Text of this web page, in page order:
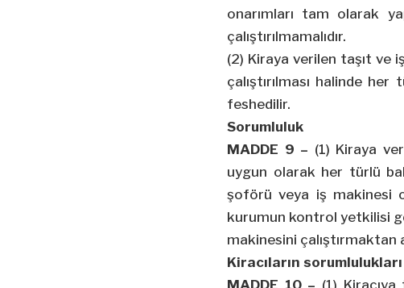
onarımları tam olarak
çalıştırılmamalıdır.
(2) Kiraya verilen taşıt ve
çalıştırılması halinde
feshedilir.
Sorumluluk
MADDE 9 – (1) Kiraya
uygun olarak her türlü
şoförü veya iş makinesi
kurumun kontrol yetkilisi
makinesini çalıştırmaktan
Kiracıların sorumlulukları
MADDE 10 – (1)